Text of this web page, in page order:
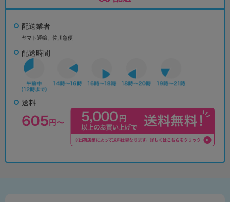
配送業者
ヤマト運輸、佐川急便
配送時間
送料